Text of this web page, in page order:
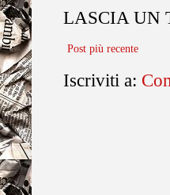
LASCIA UN
Post più recente
Iscriviti a: